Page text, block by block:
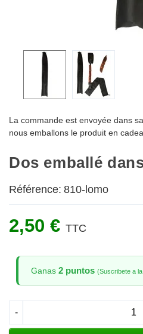
La commande est envoyée dans
nous emballons le produit en
Dos emballé
Référence: 810-lomo
2,50 € TTC
Ganas 2 puntos (Suscribete a
-